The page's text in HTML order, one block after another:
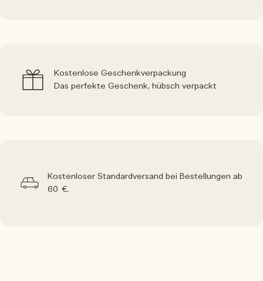
Kostenlose Geschenkverpackung
Das perfekte Geschenk, hübsch verpackt
Kostenloser Standardversand bei Bestellungen ab
60 €.